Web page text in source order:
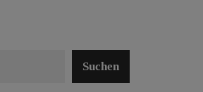
Suchen